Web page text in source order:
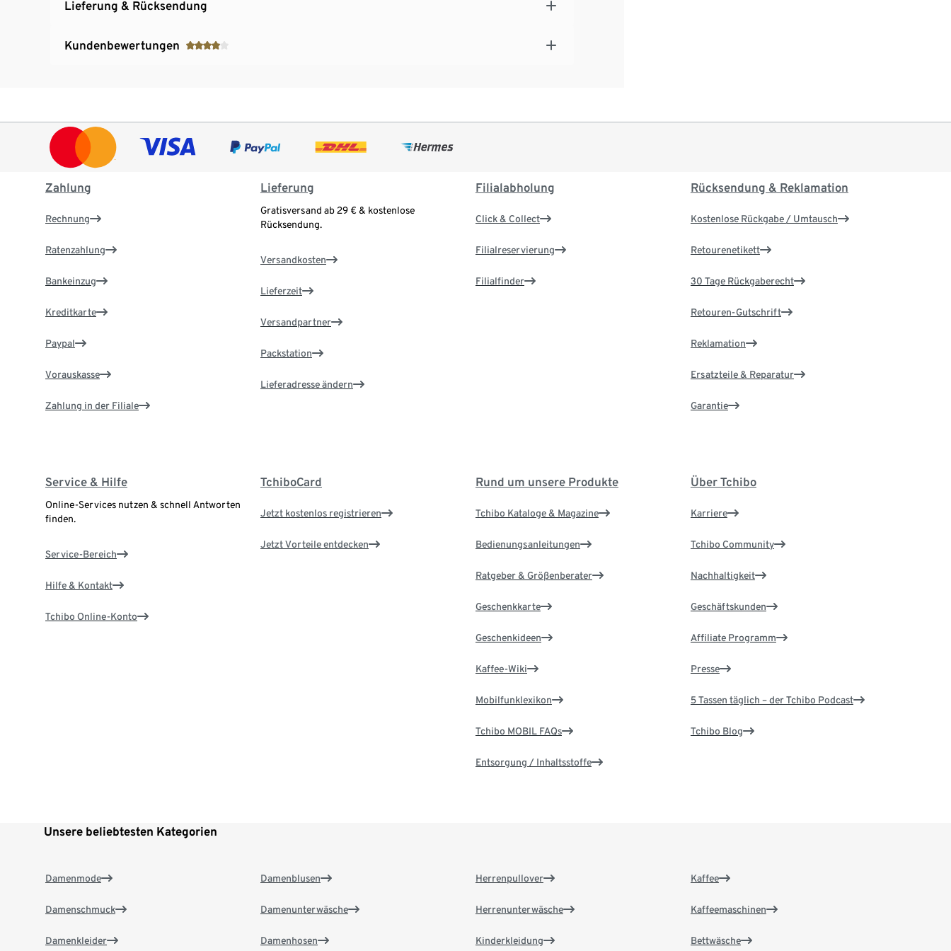
Lieferung & Rücksendung
Kundenbewertungen
Zahlung
Rechnung
Ratenzahlung
Bankeinzug
Kreditkarte
Paypal
Vorauskasse
Zahlung in der Filiale
Lieferung
Gratisversand ab 29 € & kostenlose
Rücksendung.
Versandkosten
Lieferzeit
Versandpartner
Packstation
Lieferadresse ändern
Filialabholung
Click & Collect
Filialreservierung
Filialfinder
Rücksendung & Reklamation
Kostenlose Rückgabe / Umtausch
Retourenetikett
30 Tage Rückgaberecht
Retouren-Gutschrift
Reklamation
Ersatzteile & Reparatur
Garantie
Service & Hilfe
Online-Services nutzen & schnell Antworten
finden.
Service-Bereich
Hilfe & Kontakt
Tchibo Online-Konto
TchiboCard
Jetzt kostenlos registrieren
Jetzt Vorteile entdecken
Rund um unsere Produkte
Tchibo Kataloge & Magazine
Bedienungsanleitungen
Ratgeber & Größenberater
Geschenkkarte
Geschenkideen
Kaffee-Wiki
Mobilfunklexikon
Tchibo MOBIL FAQs
Entsorgung / Inhaltsstoffe
Über Tchibo
Karriere
Tchibo Community
Nachhaltigkeit
Geschäftskunden
Affiliate Programm
Presse
5 Tassen täglich – der Tchibo Podcast
Tchibo Blog
Unsere beliebtesten Kategorien
Damenmode
Damenschmuck
Damenkleider
Damenblusen
Damenunterwäsche
Damenhosen
Herrenpullover
Herrenunterwäsche
Kinderkleidung
Kaffee
Kaffeemaschinen
Bettwäsche